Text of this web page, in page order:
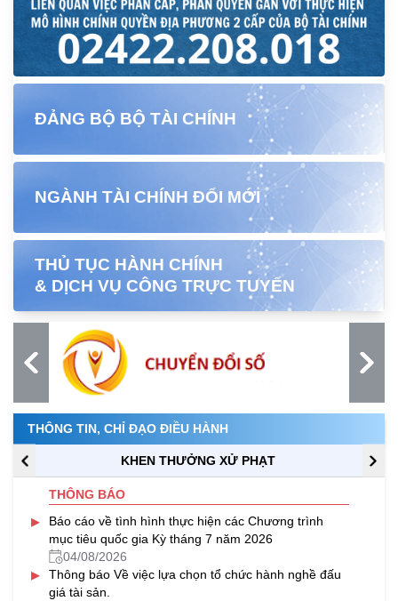
ĐẢNG BỘ BỘ TÀI CHÍNH
NGÀNH TÀI CHÍNH ĐỔI MỚI
THỦ TỤC HÀNH CHÍNH
& DỊCH VỤ CÔNG TRỰC TUYẾN
THÔNG TIN, CHỈ ĐẠO ĐIỀU HÀNH
KHEN THƯỞNG XỬ PHẠT
THÔNG BÁO
▸
Báo cáo về tình hình thực hiện các Chương trình
mục tiêu quốc gia Kỳ tháng 7 năm 2026
04/08/2026
▸
Thông báo Về việc lựa chọn tổ chức hành nghề đấu
giá tài sản.